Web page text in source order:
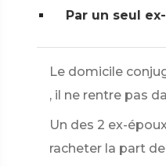
Par un seul
Le domicile
, il ne rentre pas
Un des 2 ex-
racheter la part